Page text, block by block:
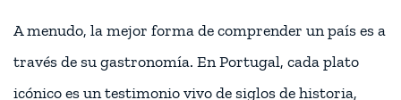
A menudo, la mejor forma de comprender un país es a
través de su gastronomía. En Portugal, cada plato
icónico es un testimonio vivo de siglos de historia,